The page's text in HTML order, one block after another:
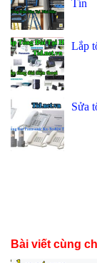
Tín
Lắp
Sửa
Bài viết cùng